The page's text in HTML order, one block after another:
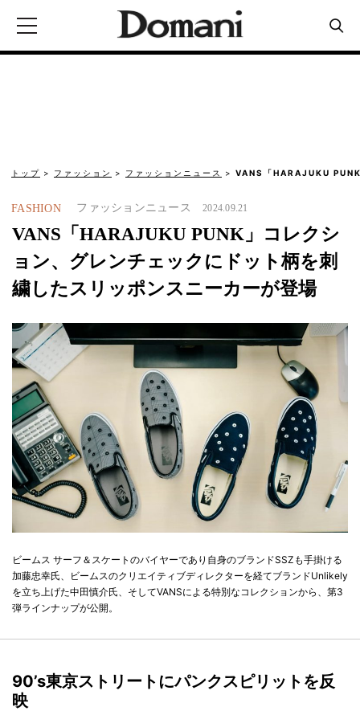
トップ ファッション ファッションニュース VANS「HARAJUKU
FASHION ファッションニュース 2024.09.21
VANS「HARAJUKU PUNK」コレクシ
ョン、グレンチェックにドット柄を刺
繍したスリッポンスニーカーが登場
ビームス サーフ＆スケートのバイヤーであり自身のブランドSSZも手掛ける
加藤忠幸氏、ビームスのクリエイティブディレクターを経てブランドUnlikely
を立ち上げた中田慎介氏、そしてVANSによる特別なコレクションから、第3
弾ラインナップが公開。
90’s東京ストリートにパンクスピリットを反
映